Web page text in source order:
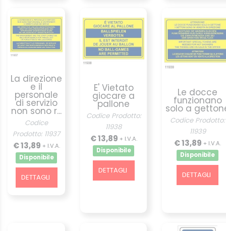
La direzione
e il
personale
di servizio
non sono r...
Codice
Prodotto: 11937
€ 13,89 + I.V.A.
Disponibile
DETTAGLI
E' Vietato
giocare a
pallone
Codice Prodotto:
11938
€ 13,89 + I.V.A.
Disponibile
DETTAGLI
Le docce
funzionano
solo a
Codice Prodotto:
11939
€ 13,89 + I.V.A.
Disponibile
DETTAGLI